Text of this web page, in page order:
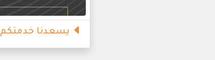
يسعدنا خدمتكم